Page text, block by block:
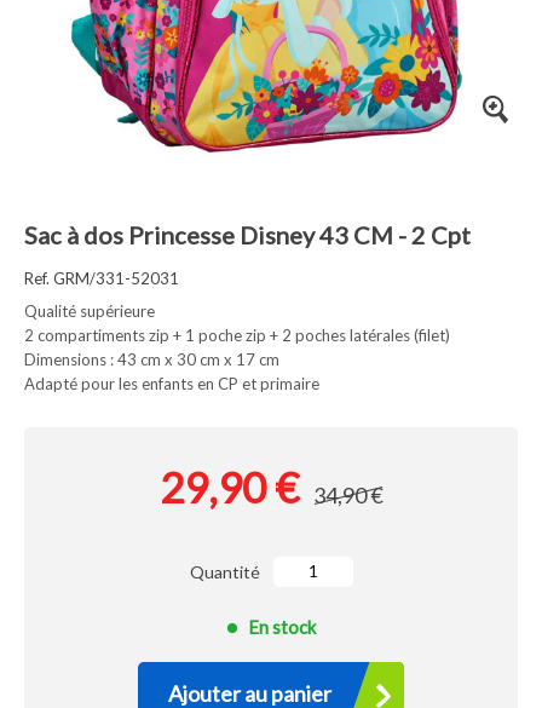
Sac à dos Princesse Disney 43 CM - 2 Cpt
Ref. GRM/331-52031
Qualité supérieure
2 compartiments zip + 1 poche zip + 2 poches latérales (filet)
Dimensions : 43 cm x 30 cm x 17 cm
Adapté pour les enfants en CP et primaire
29,90 € 34,90 €
Quantité
En stock
Ajouter au panier